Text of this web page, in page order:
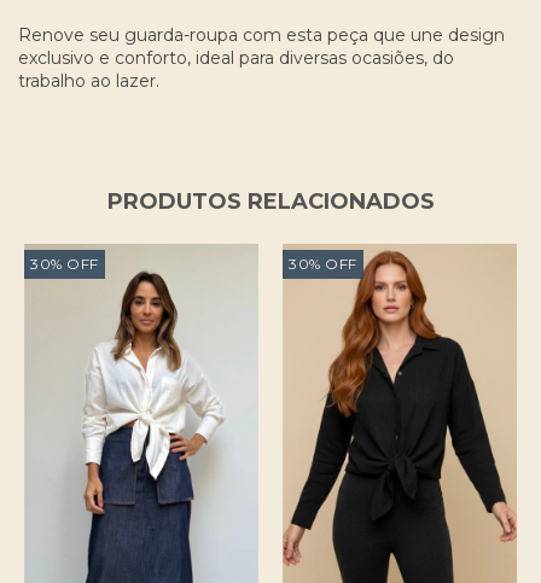
Renove seu guarda-roupa com esta peça que une design
exclusivo e conforto, ideal para diversas ocasiões, do
trabalho ao lazer.
PRODUTOS RELACIONADOS
30% OFF 30% OFF